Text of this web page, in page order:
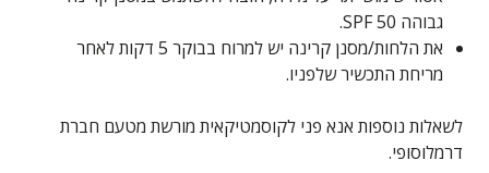
גבוהה SPF 50.
את הלחות/מסנן קרינה יש למרוח בבוקר 5 דקות לאחר
מריחת התכשיר שלפניו.
לשאלות נוספות אנא פני לקוסמטיקאית מורשת מטעם חברת
דרמלוסופי.